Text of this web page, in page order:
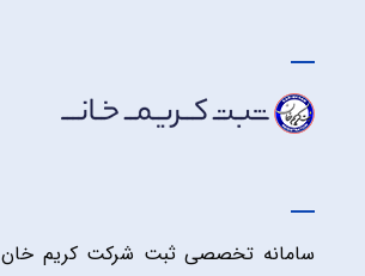
سامانه تخصصی ثبت شرکت کریم خان